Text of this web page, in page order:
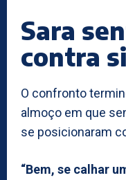
Sara
contra si
O confronto
almoço em que
se posicionaram
“Bem, se calhar